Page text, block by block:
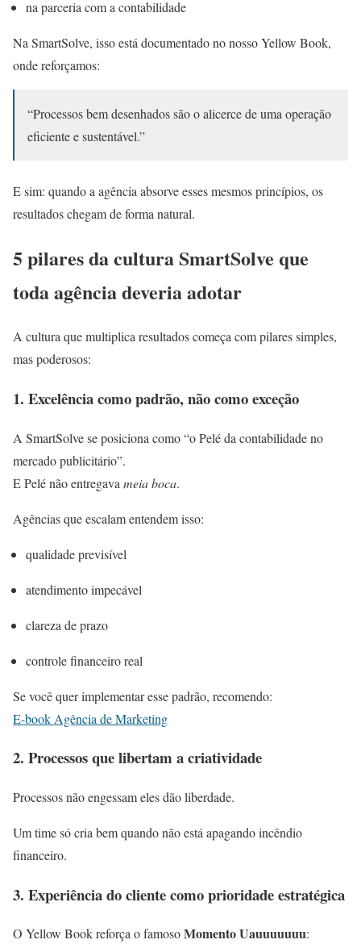
na parceria com a contabilidade
Na SmartSolve, isso está documentado no nosso Yellow Book,
onde reforçamos:
“Processos bem desenhados são o alicerce de uma operação
eficiente e sustentável.”
E sim: quando a agência absorve esses mesmos princípios, os
resultados chegam de forma natural.
5 pilares da cultura SmartSolve que
toda agência deveria adotar
A cultura que multiplica resultados começa com pilares simples,
mas poderosos:
1. Excelência como padrão, não como exceção
A SmartSolve se posiciona como “o Pelé da contabilidade no
mercado publicitário”.
E Pelé não entregava meia boca.
Agências que escalam entendem isso:
qualidade previsível
atendimento impecável
clareza de prazo
controle financeiro real
Se você quer implementar esse padrão, recomendo:
E-book Agência de Marketing
2. Processos que libertam a criatividade
Processos não engessam eles dão liberdade.
Um time só cria bem quando não está apagando incêndio
financeiro.
3. Experiência do cliente como prioridade estratégica
O Yellow Book reforça o famosoMomento Uauuuuuuu: